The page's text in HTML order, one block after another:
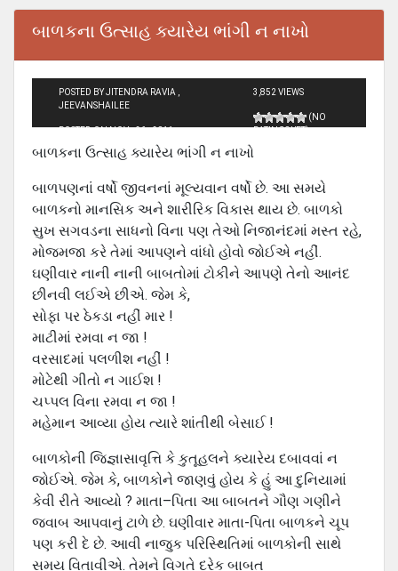
બાળકના ઉત્સાહ ક્યારેય ભાંગી ન નાખો
POSTED BY JITENDRA RAVIA ,
JEEVANSHAILEE
POSTED ON NOV - 26 - 2011
3,852 VIEWS
(NO
RATINGS YET)
બાળકના ઉત્સાહ ક્યારેય ભાંગી ન નાખો
બાળપણનાં વર્ષો જીવનનાં મૂલ્યવાન વર્ષો છે. આ સમયે
બાળકનો માનસિક અને શા‍રીરિક વિકાસ થાય છે. બાળકો
સુખ સગવડના સાધનો વિના પણ તેઓ નિજાનંદમાં મસ્ત રહે,
મોજમજા કરે તેમાં આપણને વાંધો હોવો જોઈએ નહીં.
ઘણીવાર નાની નાની બાબતોમાં ટોકીને આપણે તેનો આનંદ
છીનવી લઈએ છીએ. જેમ કે,
સોફા પર ઠેકડા નહીં માર !
માટીમાં રમવા ન જા !
વરસાદમાં પલળીશ નહીં !
મોટેથી ગીતો ન ગાઈશ !
ચપ્પલ વિના રમવા ન જા !
મહેમાન આવ્યા હોય ત્યારે શાંતીથી બેસાઈ !
બાળકોની જિજ્ઞાસાવૃત્તિ કે કુતૂહલને ક્યારેય દબાવવાં ન
જોઈએ. જેમ કે, બાળકોને જાણવું હોય કે હું આ દુનિયામાં
કેવી રીતે આવ્યો ? માતા–પિતા આ બાબતને ગૌણ ગણીને
જવાબ આપવાનું ટાળે છે. ઘણીવાર માતા-પિતા બાળકને ચૂપ
પણ કરી દે છે. આવી નાજુક પરિસ્થિતિમાં બાળકોની સાથે
સમય વિતાવીએ. તેમને વિગતે દરેક બાબત